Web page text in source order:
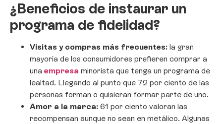
¿Beneficios de instaurar un
programa de fidelidad?
Visitas y compras más frecuentes: la gran
mayoría de los consumidores prefieren comprar a
una empresa minorista que tenga un programa de
lealtad. Llegando al punto que 72 por ciento de las
personas forman o quisieran formar parte de uno.
Amor a la marca: 61 por ciento valoran las
recompensan aunque no sean en metálico. Algunas